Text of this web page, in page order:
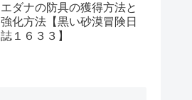
エダナの防具の獲得方法と
強化方法【黒い砂漠冒険日
誌１６３３】